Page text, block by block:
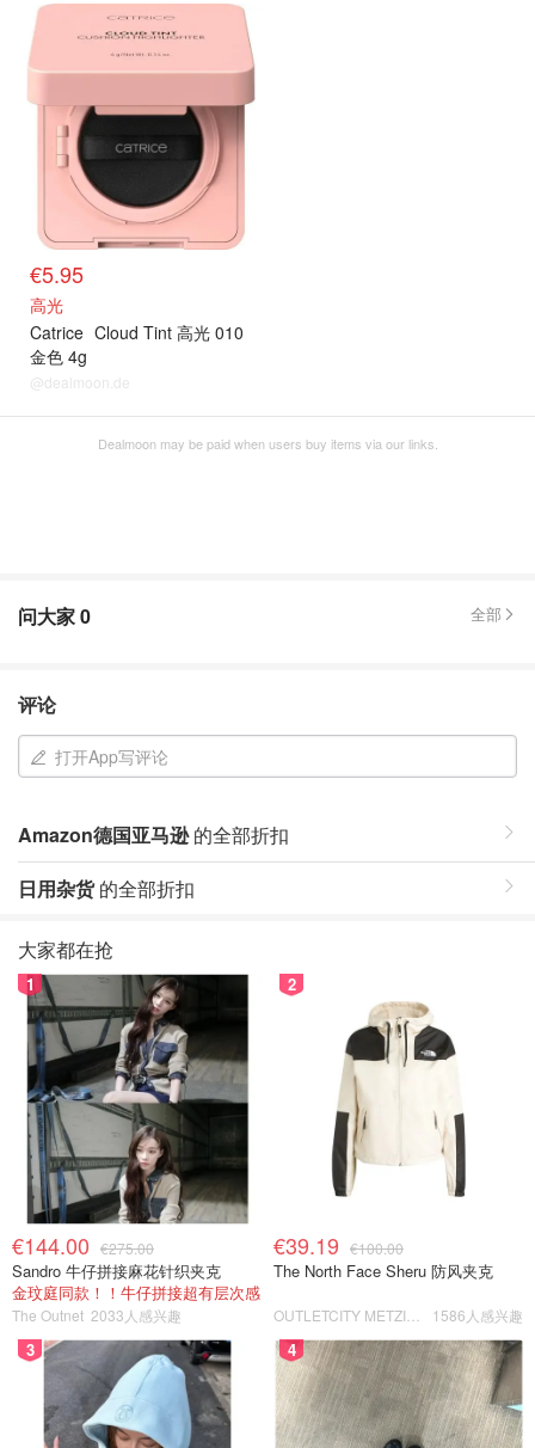
€5.95
高光
Catrice Cloud Tint 高光 010
金色 4g
@dealmoon.de
Dealmoon may be paid when users buy items via our links.
问大家0 全部
评论
打开App写评论
Amazon德国亚马逊的全部折扣
日用杂货的全部折扣
大家都在抢
1
€144.00 €275.00
Sandro 牛仔拼接麻花针织夹克
金玟庭同款！！牛仔拼接超有层次感
The Outnet 2033人感兴趣
2
€39.19 €100.00
The North Face Sheru 防风夹克
1586人感兴趣
3 4